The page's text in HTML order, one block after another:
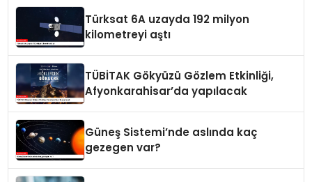
Türksat 6A uzayda 192 milyon
kilometreyi aştı
TÜBİTAK Gökyüzü Gözlem Etkinliği,
Afyonkarahisar’da yapılacak
Güneş Sistemi’nde aslında kaç
gezegen var?